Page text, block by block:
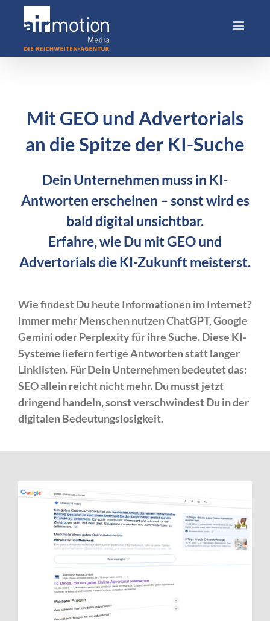
Mit GEO und Advertorials
an die Spitze der KI-Suche
Dein Unternehmen muss in KI-
Antworten erscheinen – sonst wird es
bald digital unsichtbar.
Erfahre, wie Du mit GEO und
Advertorials die KI-Zukunft meisterst.
Wie findest Du heute Informationen im Internet?
Immer mehr Menschen nutzen ChatGPT, Google
Gemini oder Perplexity für ihre Suche. Diese KI-
Systeme liefern fertige Antworten statt langer
Linklisten. Für Dein Unternehmen bedeutet das:
SEO allein reicht nicht mehr. Du musst jetzt
dringend handeln, sonst verschwindest Du in der
digitalen Bedeutungslosigkeit.